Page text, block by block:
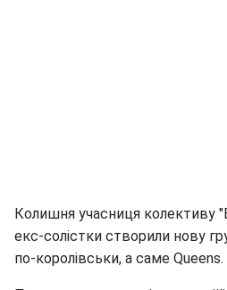
Колишня учасниця колективу
екс-солістки створили нову
по-королівськи, а саме Queens.